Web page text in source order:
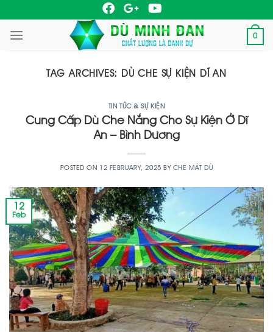
to
content
0
TAG ARCHIVES: DÙ CHE SỰ KIỆN DĨ AN
TIN TỨC & SỰ KIỆN
Cung Cấp Dù Che Nắng Cho Sự Kiện Ở Dĩ
An – Bình Dương
POSTED ON 12 FEBRUARY, 2025 BY CHE MÁT DÙ
12
Feb